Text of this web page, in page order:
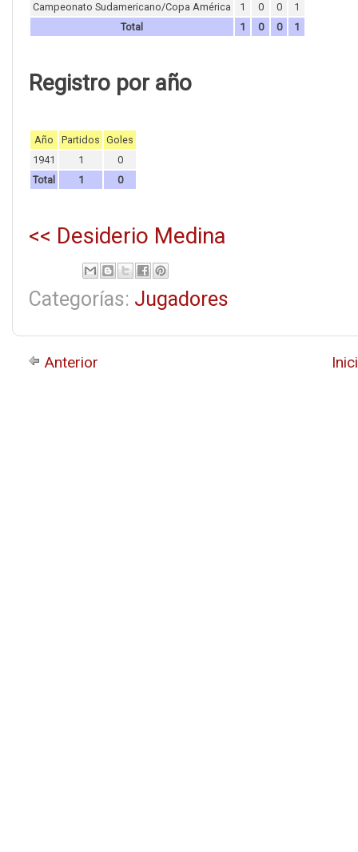
Campeonato Sudamericano/Copa América
1 0 0
1
Total
1 0 0 1
Registro por año
Año Partidos Goles
1941
1
0
Total
1 0
<< Desiderio Medina
Categorías: Jugadores
Anterior